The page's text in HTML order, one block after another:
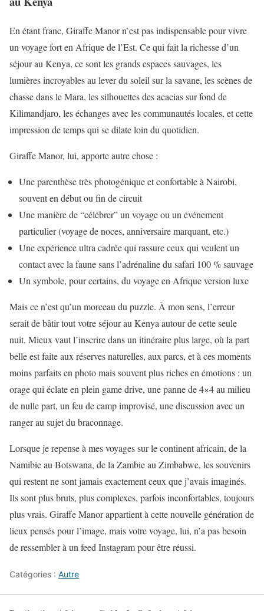
En étant franc, Giraffe Manor n’est pas indispensable pour vivre
un voyage fort en Afrique de l’Est. Ce qui fait la richesse d’un
séjour au Kenya, ce sont les grands espaces sauvages, les
lumières incroyables au lever du soleil sur la savane, les scènes de
chasse dans le Mara, les silhouettes des acacias sur fond de
Kilimandjaro, les échanges avec les communautés locales, et cette
impression de temps qui se dilate loin du quotidien.
Giraffe Manor, lui, apporte autre chose :
Une parenthèse très photogénique et confortable à Nairobi,
souvent en début ou fin de circuit
Une manière de “célébrer” un voyage ou un événement
particulier (voyage de noces, anniversaire marquant, etc.)
Une expérience ultra cadrée qui rassure ceux qui veulent un
contact avec la faune sans l’adrénaline du safari 100 % sauvage
Un symbole, pour certains, du voyage en Afrique version luxe
Mais ce n’est qu’un morceau du puzzle. À mon sens, l’erreur
serait de bâtir tout votre séjour au Kenya autour de cette seule
nuit. Mieux vaut l’inscrire dans un itinéraire plus large, où la part
belle est faite aux réserves naturelles, aux parcs, et à ces moments
moins parfaits en photo mais souvent plus riches en émotions : un
orage qui éclate en plein game drive, une panne de 4×4 au milieu
de nulle part, un feu de camp improvisé, une discussion avec un
ranger au sujet du braconnage.
Lorsque je repense à mes voyages sur le continent africain, de la
Namibie au Botswana, de la Zambie au Zimbabwe, les souvenirs
qui restent ne sont jamais exactement ceux que j’avais imaginés.
Ils sont plus bruts, plus complexes, parfois inconfortables, toujours
plus vrais. Giraffe Manor appartient à cette nouvelle génération de
lieux pensés pour l’image, mais votre voyage, lui, n’a pas besoin
de ressembler à un feed Instagram pour être réussi.
Catégories : Autre